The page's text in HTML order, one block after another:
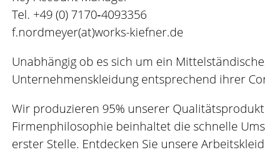
Tel. +49 (0) 7170‐4093356
f.nordmeyer(at)works-kiefner.de
Unabhängig ob es sich um ein
Unternehmenskleidung entsprechend ihrer
Wir produzieren 95% unserer
Firmenphilosophie beinhaltet die schnelle
erster Stelle. Entdecken Sie unsere